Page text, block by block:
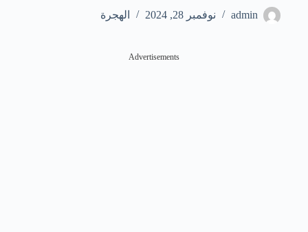
admin نوفمبر 28, 2024 الهجرة
Advertisements